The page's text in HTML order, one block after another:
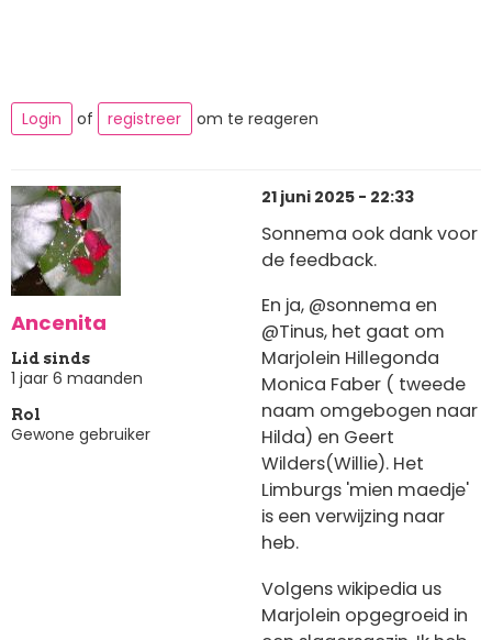
Login of registreer om te reageren
Ancenita
Lid sinds
1 jaar 6 maanden
Rol
Gewone gebruiker
21 juni 2025 - 22:33
Sonnema ook dank voor
de feedback.
En ja, @sonnema en
@Tinus, het gaat om
Marjolein Hillegonda
Monica Faber ( tweede
naam omgebogen naar
Hilda) en Geert
Wilders(Willie). Het
Limburgs 'mien maedje'
is een verwijzing naar
heb.
Volgens wikipedia us
Marjolein opgegroeid in